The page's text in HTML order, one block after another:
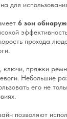
для
6 зон
прохода
пряжки
Небольшие
его не
позволяют